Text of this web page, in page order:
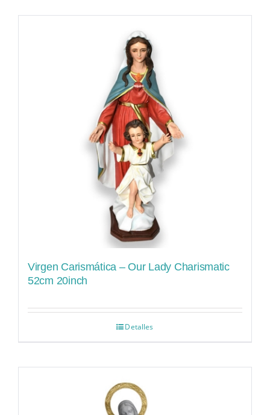
Virgen Carismática – Our Lady Charismatic
52cm 20inch
Detalles